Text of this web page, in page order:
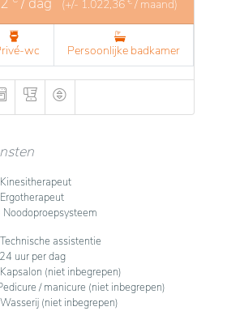
(+/- 1.022,36 / maand)
wc Persoonlijke badkamer
assistentie
uur per dag
(niet inbegrepen)
/ manicure (niet inbegrepen)
(niet inbegrepen)